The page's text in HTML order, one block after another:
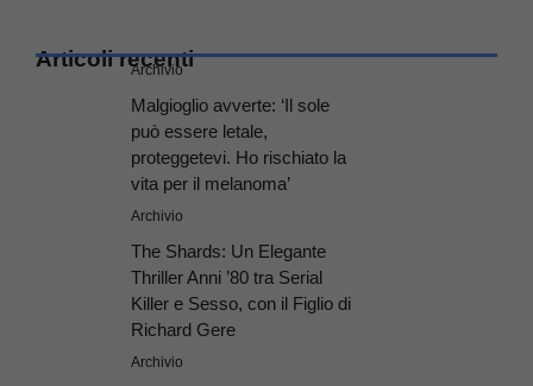
Articoli recenti
Archivio
Malgioglio avverte: ‘Il sole
può essere letale,
proteggetevi. Ho rischiato la
vita per il melanoma’
Archivio
The Shards: Un Elegante
Thriller Anni ’80 tra Serial
Killer e Sesso, con il Figlio di
Richard Gere
Archivio